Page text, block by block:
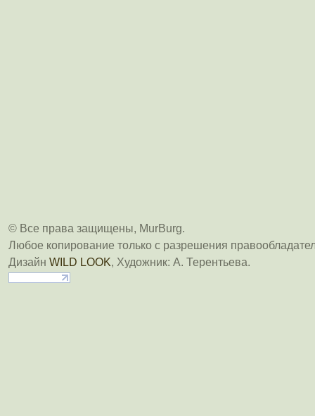
© Все права защищены, MurBurg.
Любое копирование только с разрешения
Дизайн WILD LOOK, Художник: А. Терентьева.